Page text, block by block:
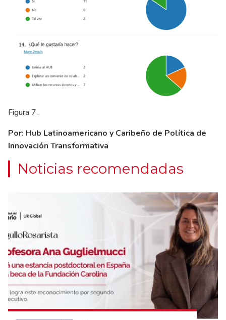
Figura 7.
Por: Hub Latinoamericano y Caribeño de Política de
Innovación Transformativa
Noticias recomendadas